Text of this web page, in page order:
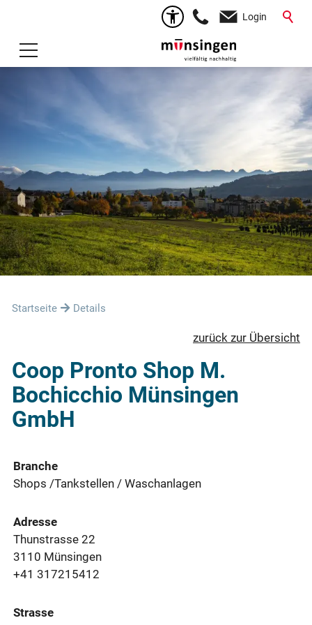
Login
Startseite Details
zurück zur Übersicht
Coop Pronto Shop M.
Bochicchio Münsingen
GmbH
Branche
Shops /Tankstellen / Waschanlagen
Adresse
Thunstrasse 22
3110 Münsingen
+41 317215412
Strasse